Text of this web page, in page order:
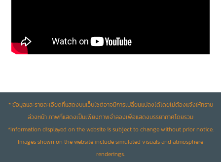
* ข้อมูลและรายละเอียดที่แสดงบนเว็บไซต์อาจมีการเปลี่ยนแปลงได้โดยไม่ต้องแจ้งให้ทราบ
ล่วงหน้า ภาพที่แสดงเป็นเพียงภาพจำลองเพื่อแสดงบรรยากาศโดยรวม
*Information displayed on the website is subject to change without prior notice.
Images shown on the website include simulated visuals and atmosphere
renderings.